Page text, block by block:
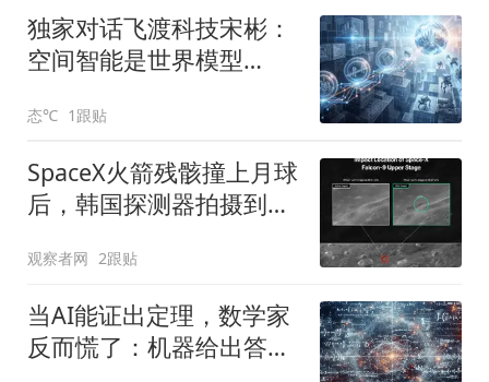
独家对话飞渡科技宋彬：
空间智能是世界模型
态℃ 1跟贴
SpaceX火箭残骸撞上月球
后，韩国探测器拍摄到撞
观察者网 2跟贴
当AI能证出定理，数学家
反而慌了：机器给出答